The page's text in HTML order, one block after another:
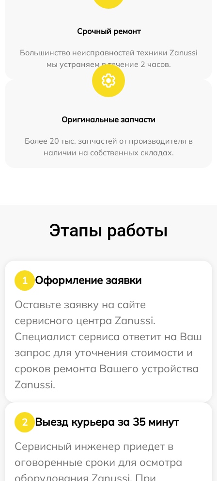
Срочный ремонт
Большинство неисправностей техники Zanussi
мы устраняем в течение 2 часов.
Оригинальные запчасти
Более 20 тыс. запчастей от производителя в
наличии на собственных складах.
Этапы работы
1
Оформление заявки
Оставьте заявку на сайте
сервисного центра Zanussi.
Специалист сервиса ответит на Ваш
запрос для уточнения стоимости и
сроков ремонта Вашего устройства
Zanussi.
2
Выезд курьера за 35 минут
Сервисный инженер приедет в
оговоренные сроки для осмотра
оборудования Zanussi. При